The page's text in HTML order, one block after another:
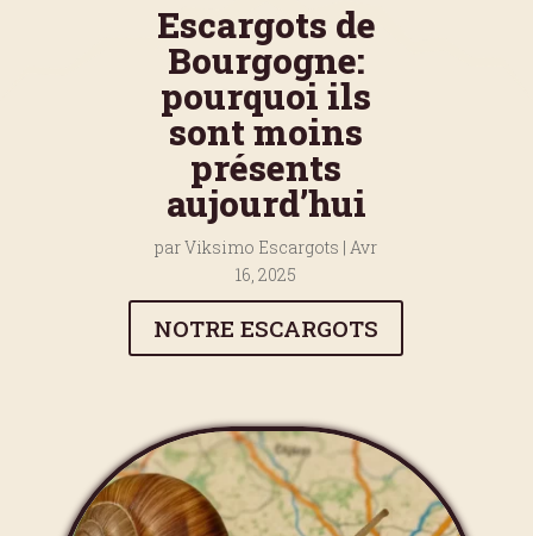
Escargots de
Bourgogne:
pourquoi ils
sont moins
présents
aujourd’hui
parViksimo Escargots |Avr
16, 2025
NOTRE ESCARGOTS